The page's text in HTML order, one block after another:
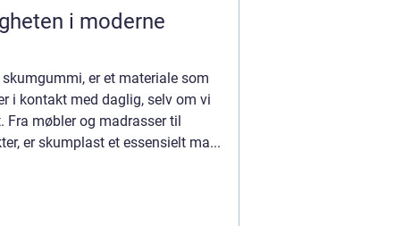
i moderne
er et materiale som
i kontakt med daglig, selv om vi
Fra møbler og madrasser til
er skumplast et essensielt ma...